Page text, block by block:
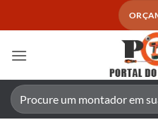
Pesquisar
por: